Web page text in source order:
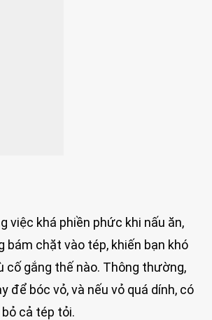
việc khá phiền phức khi nấu ăn,
bám chặt vào tép, khiến bạn khó
cố gắng thế nào. Thông thường,
để bóc vỏ, và nếu vỏ quá dính, có
cả tép tỏi.